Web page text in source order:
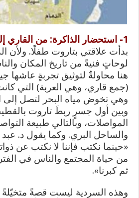
1- استحضار الذاكرة: من القاري إلى الجسر
بدأت علاقتي بتاروت طفلًا. ولأن
لوحاتٍ فنيةً من تاريخ المكان
هنا محاولةٌ لتوثيق تجربةٍ عاشها
(جمع قاري، وهي العربة) التي
وهي تخوض مياه البحر لتصل إلى
وبين أول جسرٍ ربطَ تاروت
المواصلات، وبالتالي طبيعة
والساحل البري. وكما يقول د.
«حينما نكتب فإننا لا نكتب عن
من حياة المجتمع والناس في
ثم كبرنا».
وهذه السردية ليست قصةً متخيّلةً